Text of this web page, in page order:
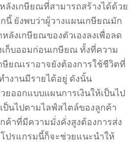
ลังเกษียณที่สามารถสร้างได้ด้วย
นี้ ยังพบว่าผู้วางแผนเกษียณมัก
งเกษียณของตัวเองลงเพื่อลด
เก็บออมก่อนเกษียณ ทั้งที่ความ
ษียณเราอาจยังต้องการใช้ชีวิตที่
ำงานมีรายได้อยู่ ดังนั้น
ยออกแบบแผนการเงินให้เป็นไป
ป็นไปตามไลฟ์สไตล์ของลูกค้า
ค้าที่มีความมั่งคั่งสูงต้องการส่ง
ปรแกรมนี้ก็จะช่วยแนะนำให้